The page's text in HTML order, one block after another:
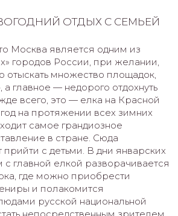
ОТДЫХ С СЕМЬЕЙ
Москва является одним из
городов России, при желании,
отыскать множество площадок,
главное — недорого отдохнуть
всего, это — елка на Красной
на протяжении всех зимних
самое грандиозное
в стране. Сюда
прийти с детьми. В дни январских
главной елкой разворачивается
где можно приобрести
и полакомится
русской национальной
непосредственным зрителем